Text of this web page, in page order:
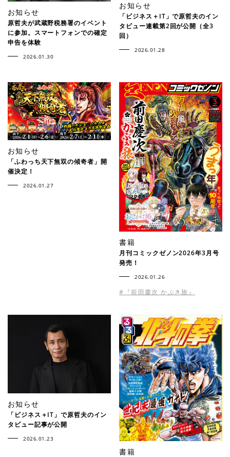
お知らせ
原哲夫が武蔵野税務署のイベント
に参加。スマートフォンでの確定
申告を体験
2026.01.30
お知らせ
「ビジネス＋IT」で原哲夫のイン
タビュー連載第2回が公開（全3
回）
2026.01.28
お知らせ
「ふわっち天下無双の傾奇者」開
催決定！
2026.01.27
書籍
月刊コミックゼノン2026年3月号
発売！
2026.01.26
#『前田慶次 かぶき旅』
お知らせ
「ビジネス＋IT」で原哲夫のイン
タビュー記事が公開
2026.01.23
書籍